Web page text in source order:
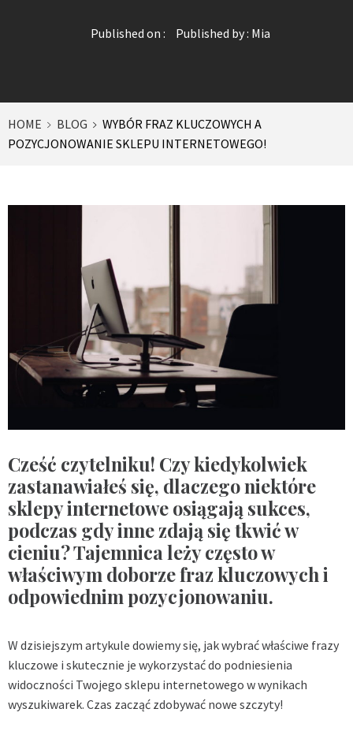
Published on : Published by : Mia
HOME BLOG
WYBÓR FRAZ KLUCZOWYCH A
POZYCJONOWANIE SKLEPU INTERNETOWEGO!
Cześć czytelniku! Czy kiedykolwiek
zastanawiałeś się, dlaczego niektóre
sklepy internetowe osiągają sukces,
podczas gdy inne zdają się tkwić w
cieniu? Tajemnica leży często w
właściwym doborze fraz kluczowych i
odpowiednim pozycjonowaniu.
W dzisiejszym artykule dowiemy się, jak wybrać właściwe frazy
kluczowe i skutecznie je wykorzystać do podniesienia
widoczności Twojego sklepu internetowego w wynikach
wyszukiwarek. Czas zacząć zdobywać nowe szczyty!